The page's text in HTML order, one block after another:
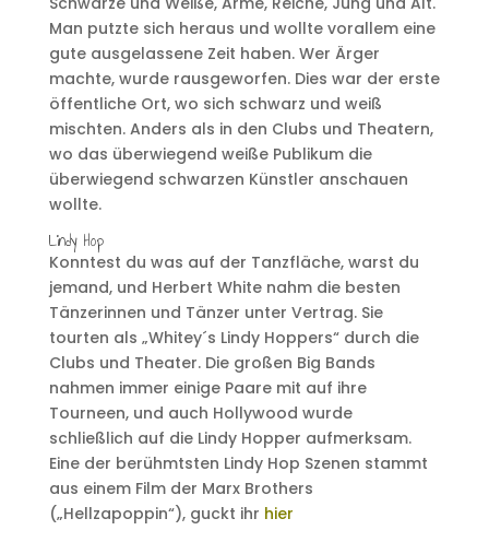
Man putzte sich heraus und wollte vorallem eine
gute ausgelassene Zeit haben. Wer Ärger
machte, wurde rausgeworfen. Dies war der erste
öffentliche Ort, wo sich schwarz und weiß
mischten. Anders als in den Clubs und Theatern,
wo das überwiegend weiße Publikum die
überwiegend schwarzen Künstler anschauen
wollte.
Lindy Hop
Konntest du was auf der Tanzfläche, warst du
jemand, und Herbert White nahm die besten
Tänzerinnen und Tänzer unter Vertrag. Sie
tourten als „Whitey´s Lindy Hoppers“ durch die
Clubs und Theater. Die großen Big Bands
nahmen immer einige Paare mit auf ihre
Tourneen, und auch Hollywood wurde
schließlich auf die Lindy Hopper aufmerksam.
Eine der berühmtsten Lindy Hop Szenen stammt
aus einem Film der Marx Brothers
(„Hellzapoppin“), guckt ihr hier